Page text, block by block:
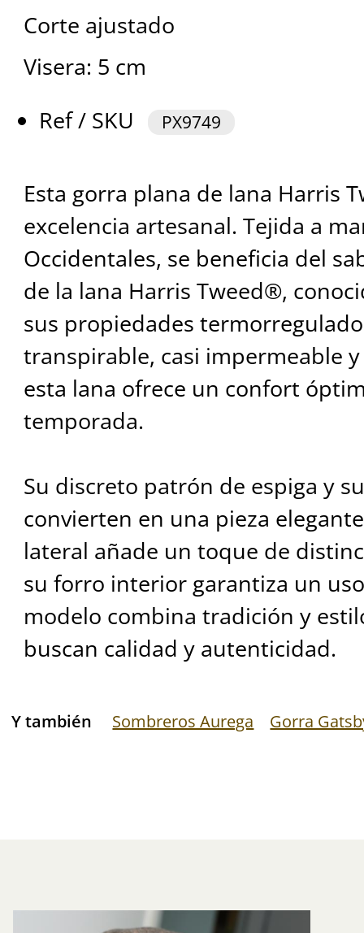
Corte ajustado
Visera: 5 cm
Ref / SKU
PX9749
Esta gorra plana de lana Harris
excelencia artesanal. Tejida a
Occidentales, se beneficia del
de la lana Harris Tweed®,
sus propiedades
transpirable, casi impermeable
esta lana ofrece un confort
temporada.
Su discreto patrón de espiga y
convierten en una pieza
lateral añade un toque de
su forro interior garantiza un
modelo combina tradición y
buscan calidad y autenticidad.
Y también Sombreros Aurega Gorra